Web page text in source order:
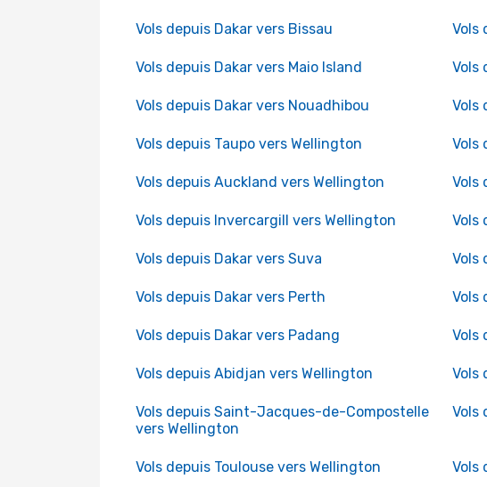
Vols depuis Dakar vers Bissau Vols
Vols depuis Dakar vers Maio Island Vols
Vols depuis Dakar vers Nouadhibou Vols
Vols depuis Taupo vers Wellington Vols
Vols depuis Auckland vers Wellington Vols
Vols depuis Invercargill vers Wellington Vols
Vols depuis Dakar vers Suva Vols
Vols depuis Dakar vers Perth Vols
Vols depuis Dakar vers Padang Vols
Vols depuis Abidjan vers Wellington Vols
Vols depuis Saint-Jacques-de-Compostelle
vers Wellington
Vols
Vols depuis Toulouse vers Wellington Vols